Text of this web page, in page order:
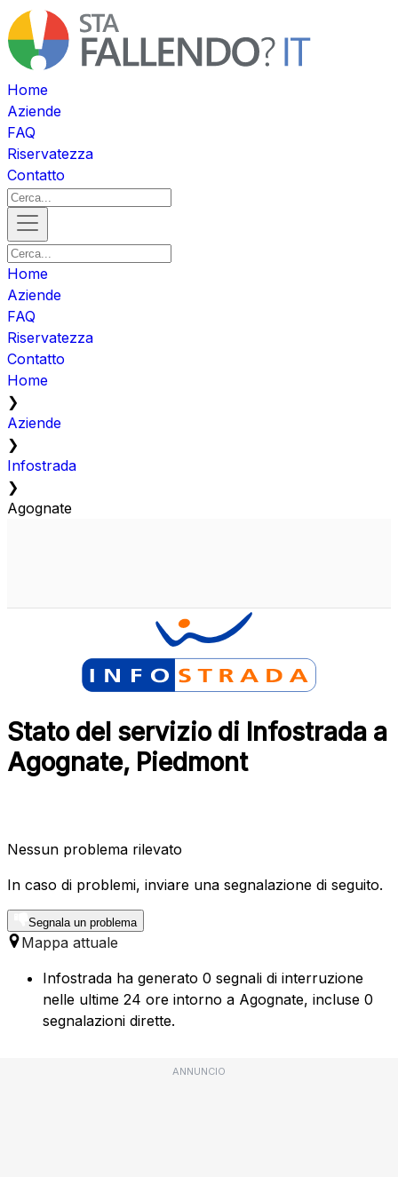
Home
Aziende
FAQ
Riservatezza
Contatto
Home
Aziende
FAQ
Riservatezza
Contatto
Home
❯
Aziende
❯
Infostrada
❯
Agognate
Stato del servizio di Infostrada a
Agognate, Piedmont
Nessun problema rilevato
In caso di problemi, inviare una segnalazione di seguito.
Segnala un problema
Mappa attuale
Infostrada ha generato 0 segnali di interruzione
nelle ultime 24 ore intorno a Agognate, incluse 0
segnalazioni dirette.
ANNUNCIO